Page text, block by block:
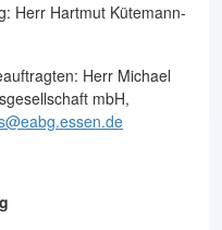
Herr Hartmut Kütemann-
Herr Michael
mbH,